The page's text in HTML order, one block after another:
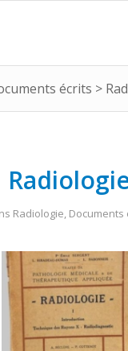
écrits >
Radiologie, Documents